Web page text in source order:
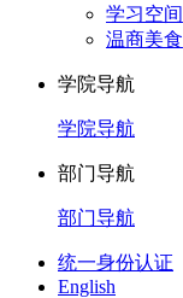
学习空间
温商美食
学院导航
学院导航
部门导航
部门导航
统一身份认证
English